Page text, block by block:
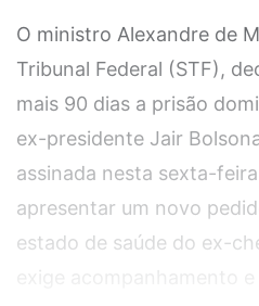
O ministro Alexandre de
Tribunal Federal (STF),
mais 90 dias a prisão
ex-presidente Jair
assinada nesta sexta-
apresentar um novo
estado de saúde do ex-